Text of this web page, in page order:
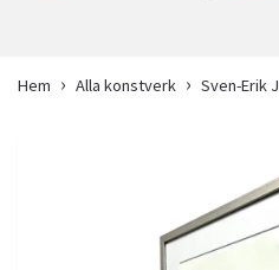
Hem Alla konstverk Sven-Erik